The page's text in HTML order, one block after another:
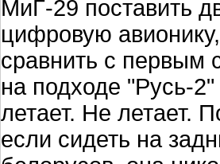
МиГ-29 поставить
цифровую
сравнить с
на подходе "Русь-
летает. Не летает.
если сидеть на